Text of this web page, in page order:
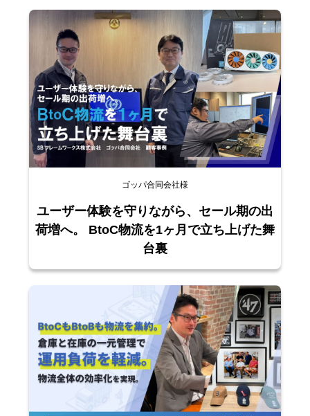
ゴッパ合同会社様
ユーザー体験を守りながら、セール期の出
荷増へ。 BtoC物流を1ヶ月で立ち上げた舞
台裏